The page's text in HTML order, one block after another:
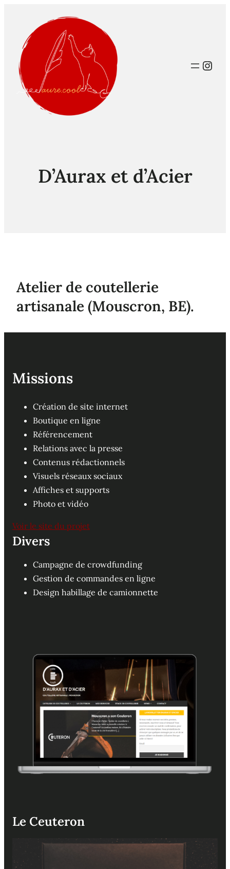
D’Aurax et d’Acier
Atelier de coutellerie
artisanale (Mouscron, BE).
Missions
Création de site internet
Boutique en ligne
Référencement
Relations avec la presse
Contenus rédactionnels
Visuels réseaux sociaux
Affiches et supports
Photo et vidéo
Voir le site du projet
Divers
Campagne de crowdfunding
Gestion de commandes en ligne
Design habillage de camionnette
Le Ceuteron